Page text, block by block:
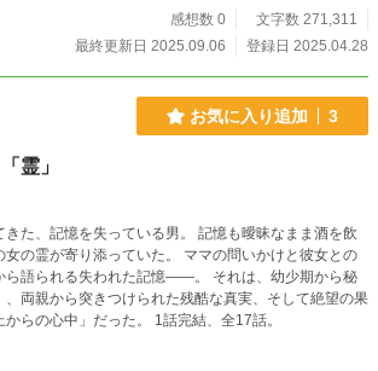
感想数 0
文字数 271,311
最終更新日 2025.09.06
登録日 2025.04.28
お気に入り追加 3
霊」
失っている男。 記憶も曖昧なまま酒を飲
っていた。 ママの問いかけと彼女との
失われた記憶――。 それは、幼少期から秘
両親から突きつけられた残酷な真実、そして絶望の果